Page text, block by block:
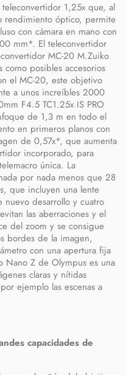
1,25x que, al
rendimiento óptico, permite
con cámara en mano con
mm*. El teleconvertidor
MC-20 M.Zuiko
posibles accesorios
el MC-20, este objetivo
a unos increíbles 2000
F4.5 TC1.25x IS PRO
de 1,3 m en todo el
en primeros planos con
de 0,57x*, que aumenta
incorporado, para
única. La
por nada menos que 28
que incluyen una lente
nuevo desarrollo y cuatro
las aberraciones y el
del zoom y se consigue
bordes de la imagen,
con una apertura fija
Nano Z de Olympus es una
claras y nítidas
ejemplo las escenas a
capacidades de